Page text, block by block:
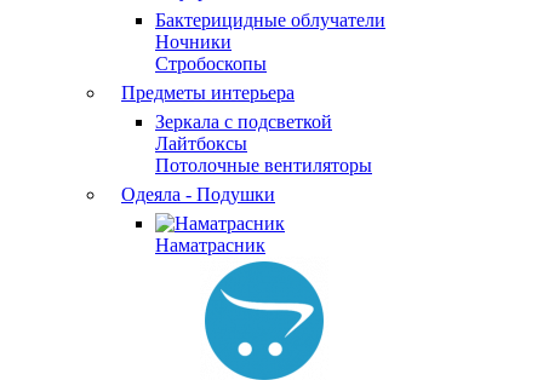
Бактерицидные облучатели
Ночники
Стробоскопы
Предметы интерьера
Зеркала с подсветкой
Лайтбоксы
Потолочные вентиляторы
Одеяла - Подушки
Наматрасник